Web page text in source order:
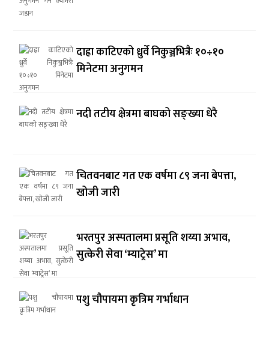
दाह्रा काटिएको ध्रुर्वे निकुञ्जभित्रैः १०÷१०
मिनेटमा अनुगमन
नदी तटीय क्षेत्रमा बाघको सङ्ख्या धेरै
चितवनबाट गत एक वर्षमा ८९ जना बेपत्ता,
खोजी जारी
भरतपुर अस्पतालमा प्रसूति शय्या अभाव,
सुत्केरी सेवा ‘म्याट्रेस’ मा
पशु चौपायमा कृत्रिम गर्भाधान